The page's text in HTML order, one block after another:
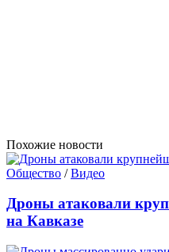
Похожие новости
Общество /Видео
Дроны атаковали
на Кавказе